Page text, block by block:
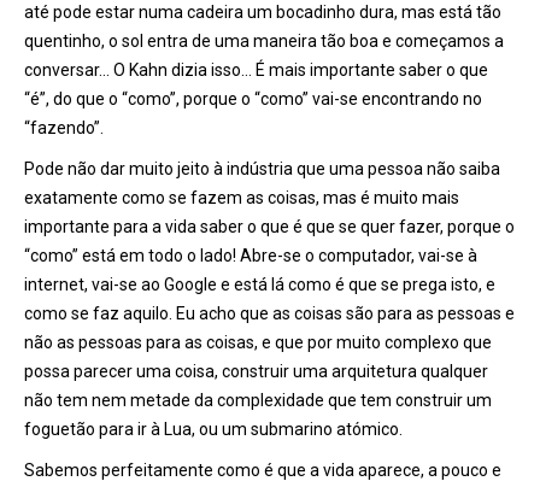
até pode estar numa cadeira um bocadinho dura, mas está tão
quentinho, o sol entra de uma maneira tão boa e começamos a
conversar… O Kahn dizia isso… É mais importante saber o que
“é”, do que o “como”, porque o “como” vai-se encontrando no
“fazendo”.
Pode não dar muito jeito à indústria que uma pessoa não saiba
exatamente como se fazem as coisas, mas é muito mais
importante para a vida saber o que é que se quer fazer, porque o
“como” está em todo o lado! Abre-se o computador, vai-se à
internet, vai-se ao Google e está lá como é que se prega isto, e
como se faz aquilo. Eu acho que as coisas são para as pessoas e
não as pessoas para as coisas, e que por muito complexo que
possa parecer uma coisa, construir uma arquitetura qualquer
não tem nem metade da complexidade que tem construir um
foguetão para ir à Lua, ou um submarino atómico.
Sabemos perfeitamente como é que a vida aparece, a pouco e